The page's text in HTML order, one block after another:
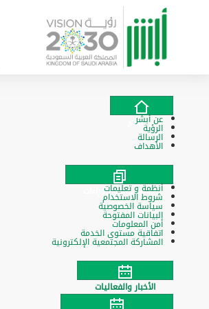
تخطى للإنتقال إلى المحتوى الرئيسي
عن أبشر
عن أبشر
الرؤية
الرسالة
الأهداف
السياسات والإجراءات
أنظمة و تعليمات
شروط الاستخدام
سياسة الخصوصية
البيانات المفتوحة
أمن المعلومات
اتفاقية مستوى الخدمة
المشاركة المجتمعية الإلكترونية
الأخبار والفعاليات